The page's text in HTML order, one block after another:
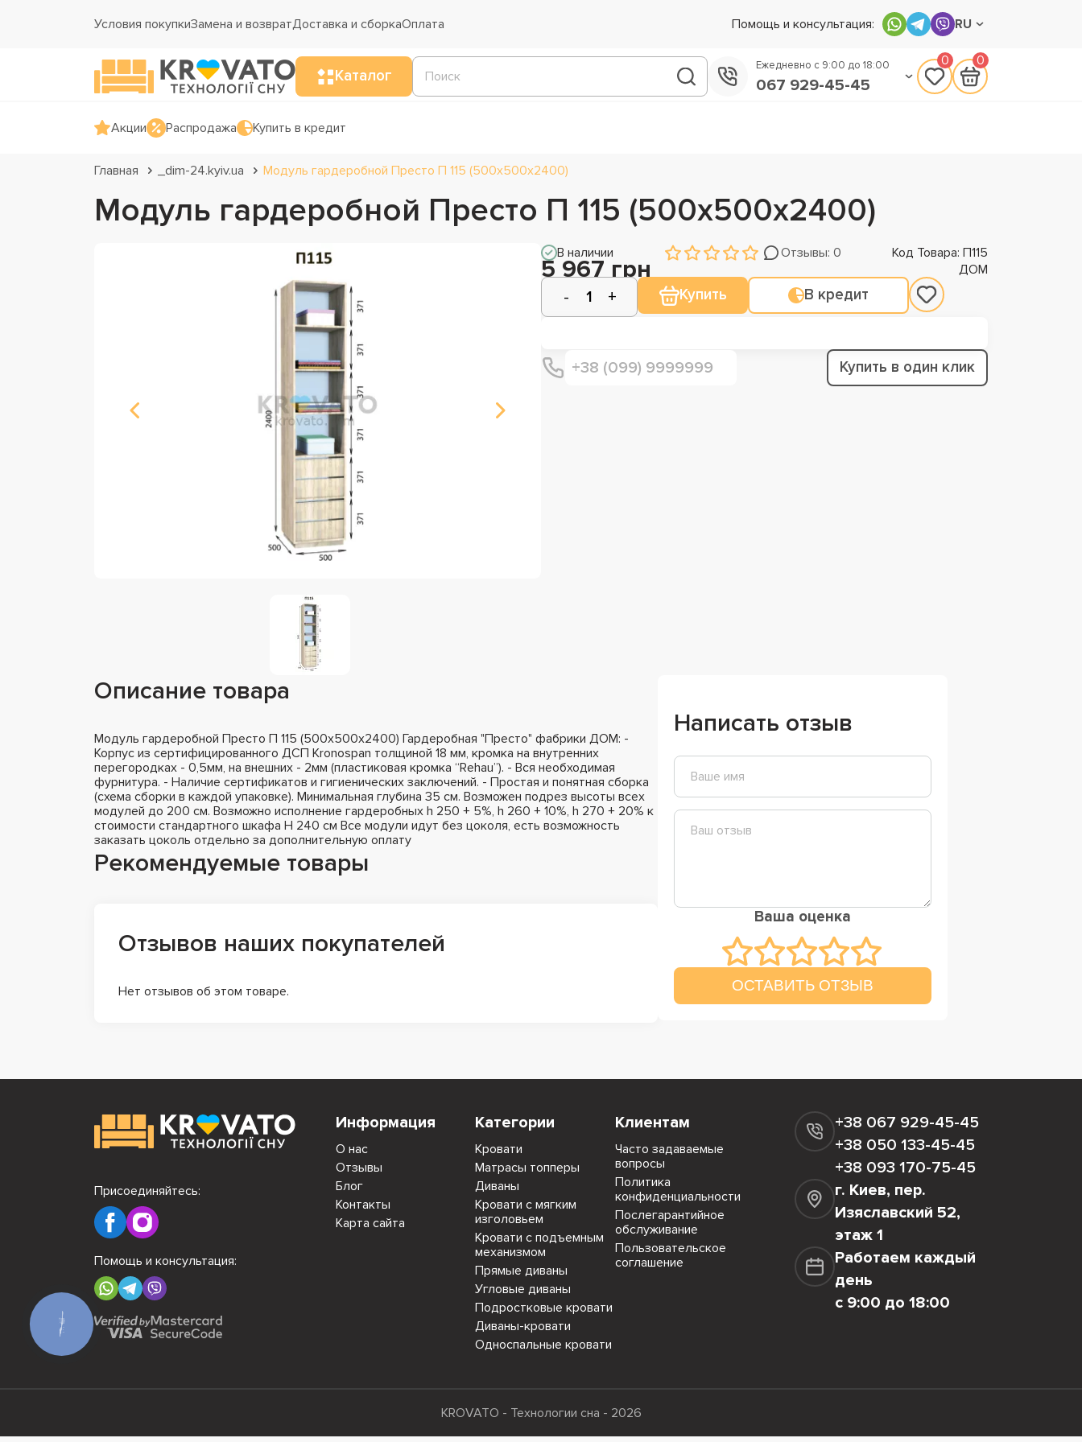
Условия покупкиЗамена и возвратДоставка и сборкаОплата Помощь и консультация: RU
Каталог
Ежедневно с 9:00 до 18:00
067 929-45-45
0 0
Акции Распродажа Купить в кредит
Главная _dim-24.kyiv.ua Модуль гардеробной Престо П 115 (500х500х2400)
Модуль гардеробной Престо П 115 (500х500х2400)
В наличии Отзывы: 0 Код Товара: П115
5 967 грн ДОМ
Купить В кредит
Купить в один клик
Описание товара
Модуль гардеробной Престо П 115 (500х500х2400) Гардеробная "Престо" фабрики ДОМ: -
Корпус из сертифицированного ДСП Kronospan толщиной 18 мм, кромка на внутренних
перегородках - 0,5мм, на внешних - 2мм (пластиковая кромка “Rehau”). - Вся необходимая
фурнитура. - Наличие сертификатов и гигиенических заключений. - Простая и понятная сборка
(схема сборки в каждой упаковке). Минимальная глубина 35 см. Возможен подрез высоты всех
модулей до 200 см. Возможно исполнение гардеробных h 250 + 5%, h 260 + 10%, h 270 + 20% к
стоимости стандартного шкафа H 240 см Все модули идут без цоколя, есть возможность
заказать цоколь отдельно за дополнительную оплату
Рекомендуемые товары
Отзывов наших покупателей
Нет отзывов об этом товаре.
Написать отзыв
Ваша оценка
ОСТАВИТЬ ОТЗЫВ
Информация
О нас
Отзывы
Блог
Контакты
Карта сайта
Категории
Кровати
Матрасы топперы
Диваны
Кровати с мягким
изголовьем
Кровати с подъемным
механизмом
Прямые диваны
Угловые диваны
Подростковые кровати
Диваны-кровати
Односпальные кровати
Клиентам
Часто задаваемые
вопросы
Политика
конфиденциальности
Послегарантийное
обслуживание
Пользовательское
соглашение
+38 067 929-45-45
+38 050 133-45-45
+38 093 170-75-45
г. Киев, пер.
Изяславский 52,
этаж 1
Работаем каждый
день
с 9:00 до 18:00
Присоединяйтесь:
Помощь и консультация:
KROVATO - Технологии сна - 2026
КНОПКА
СВЯЗИ